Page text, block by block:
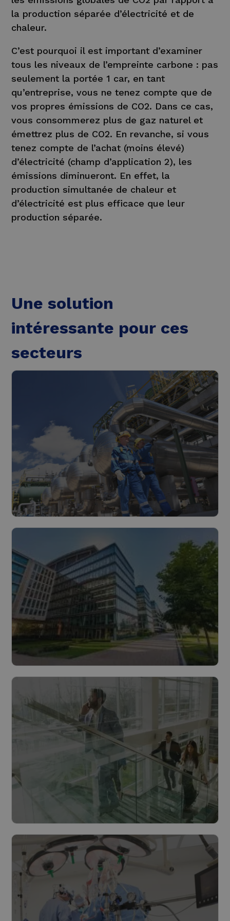
la production séparée d’électricité et de
chaleur.
C’est pourquoi il est important d’examiner
tous les niveaux de l’empreinte carbone : pas
seulement la portée 1 car, en tant
qu’entreprise, vous ne tenez compte que de
vos propres émissions de CO2. Dans ce cas,
vous consommerez plus de gaz naturel et
émettrez plus de CO2. En revanche, si vous
tenez compte de l’achat (moins élevé)
d’électricité (champ d’application 2), les
émissions diminueront. En effet, la
production simultanée de chaleur et
d’électricité est plus efficace que leur
production séparée.
Une solution
intéressante pour ces
secteurs
Industrie
Bâtiments
Villes et Communes
Lire plus